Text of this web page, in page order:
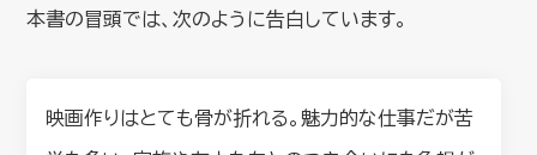
本書の冒頭では、次のように告白しています。
映画作りはとても骨が折れる。魅力的な仕事だが苦